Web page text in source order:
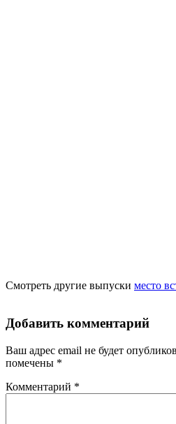
Смотреть другие выпуски место
Добавить комментарий
Ваш адрес email не будет
помечены *
Комментарий *